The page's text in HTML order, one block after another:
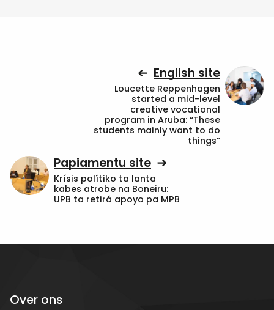
English site
Loucette Reppenhagen
started a mid-level
creative vocational
program in Aruba: “These
students mainly want to do
things”
Papiamentu site
Krísis polítiko ta lanta
kabes atrobe na Boneiru:
UPB ta retirá apoyo pa MPB
Over ons